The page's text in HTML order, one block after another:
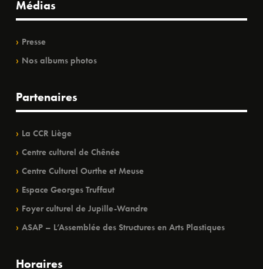
Médias
Presse
Nos albums photos
Partenaires
La CCR Liège
Centre culturel de Chênée
Centre Culturel Ourthe et Meuse
Espace Georges Truffaut
Foyer culturel de Jupille-Wandre
ASAP – L’Assemblée des Structures en Arts Plastiques
Horaires